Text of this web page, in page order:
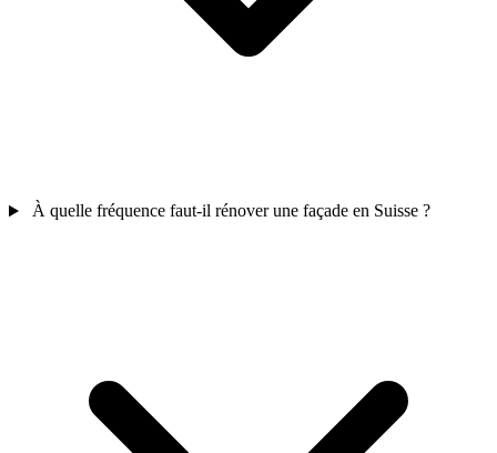
À quelle fréquence faut-il rénover une façade en Suisse ?